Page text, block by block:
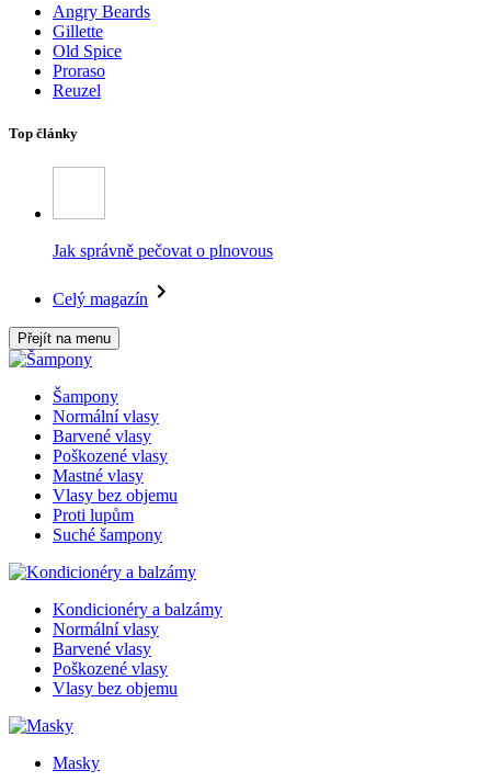
Angry Beards
Gillette
Old Spice
Proraso
Reuzel
Top články
Jak správně pečovat o plnovous
Celý magazín
Přejít na menu
Šampony
Normální vlasy
Barvené vlasy
Poškozené vlasy
Mastné vlasy
Vlasy bez objemu
Proti lupům
Suché šampony
Kondicionéry a balzámy
Normální vlasy
Barvené vlasy
Poškozené vlasy
Vlasy bez objemu
Masky